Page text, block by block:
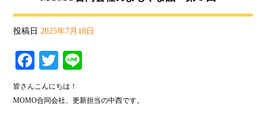
投稿日 2025年7月18日
Fa
ce
bo
T
wi
tte
皆さんこんにちは！
MOMO合同会社、更新担当の中西です。